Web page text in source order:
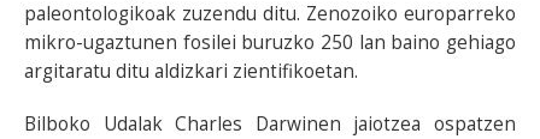
paleontologikoak zuzendu ditu. Zenozoiko europarreko
mikro-ugaztunen fosilei buruzko 250 lan baino gehiago
argitaratu ditu aldizkari zientifikoetan.
Bilboko Udalak Charles Darwinen jaiotzea ospatzen